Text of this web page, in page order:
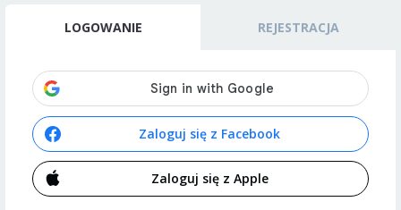
LOGOWANIE REJESTRACJA
Zaloguj się z Facebook
Zaloguj się z Apple